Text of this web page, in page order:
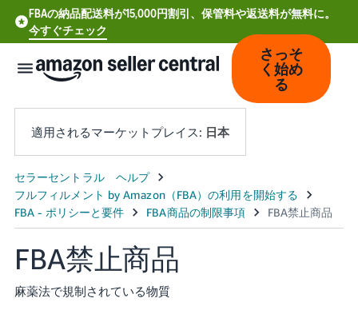
FBAの納品配送料が15,000円割引、保管料や返送料が無料に。
今すぐチェック
中
文
-
CN
Deutsch
- DE
さっそ
く始め
る
適用されるマーケットプレイス: 日本
FBA禁止商品
麻薬法で規制されている物質